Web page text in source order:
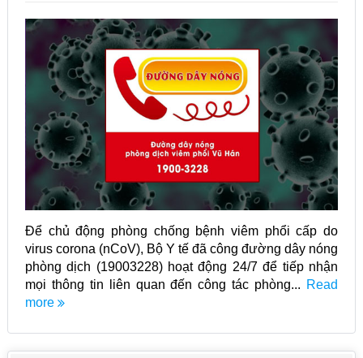
Để chủ động phòng chống bệnh viêm phổi cấp do
virus corona (nCoV), Bộ Y tế đã công đường dây nóng
phòng dịch (19003228) hoạt động 24/7 để tiếp nhận
mọi thông tin liên quan đến công tác phòng... Read
more